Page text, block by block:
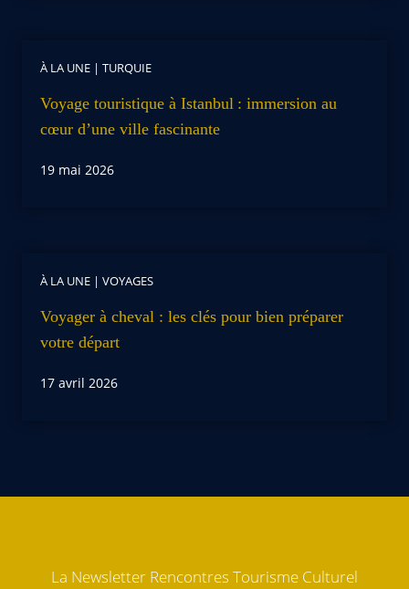
À LA UNE | TURQUIE
Voyage touristique à Istanbul : immersion au
cœur d’une ville fascinante
19 mai 2026
À LA UNE | VOYAGES
Voyager à cheval : les clés pour bien préparer
votre départ
17 avril 2026
La Newsletter Rencontres Tourisme Culturel